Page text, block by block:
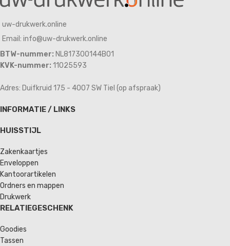
uw-drukwerk.online
Email: info@uw-drukwerk.online
BTW-nummer: NL817300144B01
KVK-nummer: 11025593
Adres: Duifkruid 175 - 4007 SW Tiel (op afspraak)
INFORMATIE / LINKS
HUISSTIJL
Zakenkaartjes
Enveloppen
Kantoorartikelen
Ordners en mappen
Drukwerk
RELATIEGESCHENK
Goodies
Tassen